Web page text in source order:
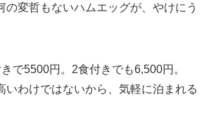
の変哲もないハムエッグが、やけにう
で5500円。2食付きでも6,500円。
いわけではないから、気軽に泊まれる